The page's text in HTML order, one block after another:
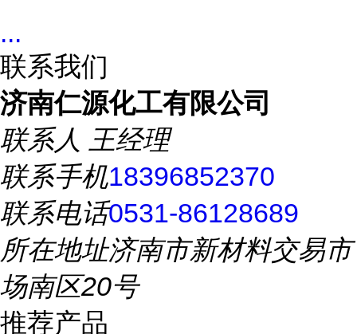
...
联系我们
济南仁源化工有限公司
联系人 王经理
联系手机18396852370
联系电话0531-86128689
所在地址济南市新材料交易市
场南区20号
推荐产品